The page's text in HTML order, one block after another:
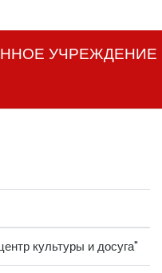
УЧРЕЖДЕНИЕ
культуры и досуга"